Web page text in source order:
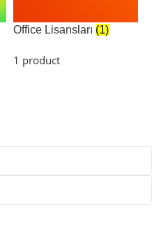
Office Lisansları (1)
1 product